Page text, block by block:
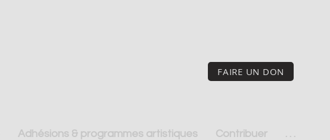
FAIRE UN DON
Adhésions & programmes artistiques Contribuer . . .